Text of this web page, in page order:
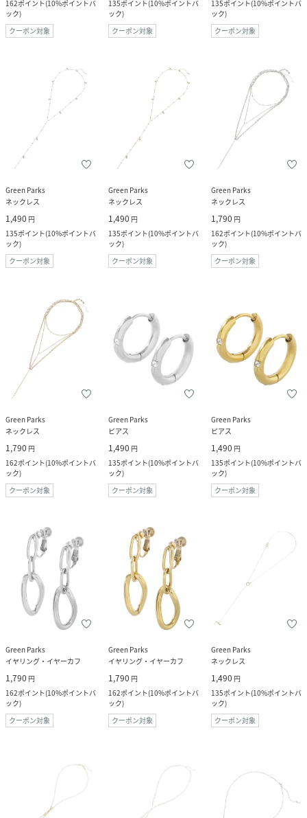
162ポイント(10%ポイントバ
ック)
クーポン対象
135ポイント(10%ポイントバ
ック)
クーポン対象
135ポイント(10%ポイントバ
ック)
クーポン対象
Green Parks
ネックレス
1,490 円
135ポイント(10%ポイントバ
ック)
クーポン対象
Green Parks
ネックレス
1,490 円
135ポイント(10%ポイントバ
ック)
クーポン対象
Green Parks
ネックレス
1,790 円
162ポイント(10%ポイントバ
ック)
クーポン対象
Green Parks
ネックレス
1,790 円
162ポイント(10%ポイントバ
ック)
クーポン対象
Green Parks
ピアス
1,490 円
135ポイント(10%ポイントバ
ック)
クーポン対象
Green Parks
ピアス
1,490 円
135ポイント(10%ポイントバ
ック)
クーポン対象
Green Parks
イヤリング・イヤーカフ
1,790 円
162ポイント(10%ポイントバ
ック)
クーポン対象
Green Parks
イヤリング・イヤーカフ
1,790 円
162ポイント(10%ポイントバ
ック)
クーポン対象
Green Parks
ネックレス
1,490 円
135ポイント(10%ポイントバ
ック)
クーポン対象